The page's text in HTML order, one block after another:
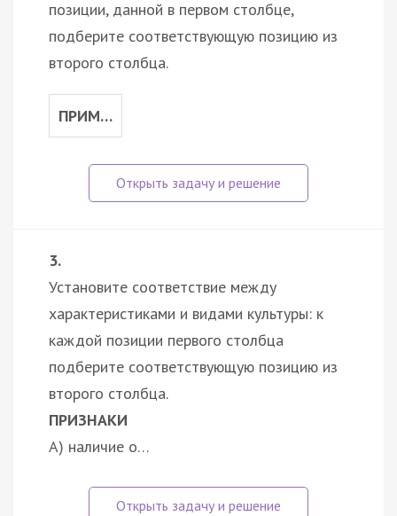
позиции, данной в первом столбце,
подберите соответствующую позицию из
второго столбца.
ПРИМ…
3.
Установите соответствие между
характеристиками и видами культуры: к
каждой позиции первого столбца
подберите соответствующую позицию из
второго столбца.
ПРИЗНАКИ
А) наличие о…